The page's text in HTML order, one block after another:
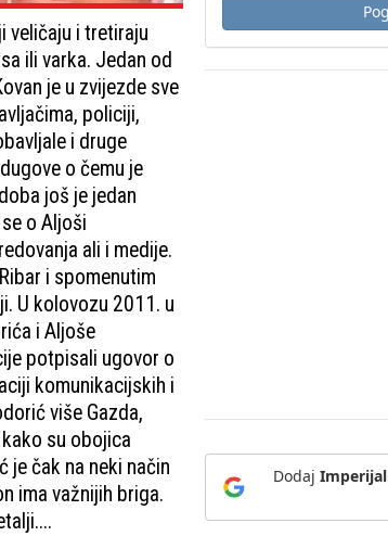
veličaju i tretiraju
ili varka. Jedan od
je u zvijezde sve
policiji,
i druge
o čemu je
još je jedan
o Aljoši
ali i medije.
i spomenutim
U kolovozu 2011. u
i Aljoše
potpisali ugovor o
komunikacijskih i
više Gazda,
su obojica
je čak na neki način
ima važnijih briga.
Dodaj Imperijal